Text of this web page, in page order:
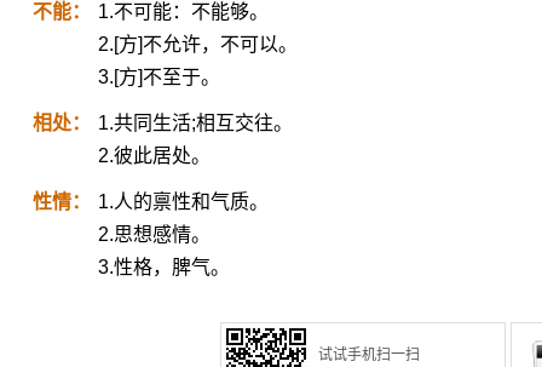
不能：
1.不可能：不能够。
2.[方]不允许，不可以。
3.[方]不至于。
相处：
1.共同生活;相互交往。
2.彼此居处。
性情：
1.人的禀性和气质。
2.思想感情。
3.性格，脾气。
试试手机扫一扫